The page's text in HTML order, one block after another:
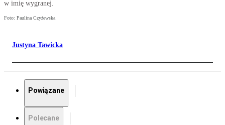
w imię wygranej.
Foto: Paulina Czyżewska
Justyna Tawicka
Powiązane
Polecane